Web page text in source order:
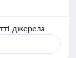
джерела